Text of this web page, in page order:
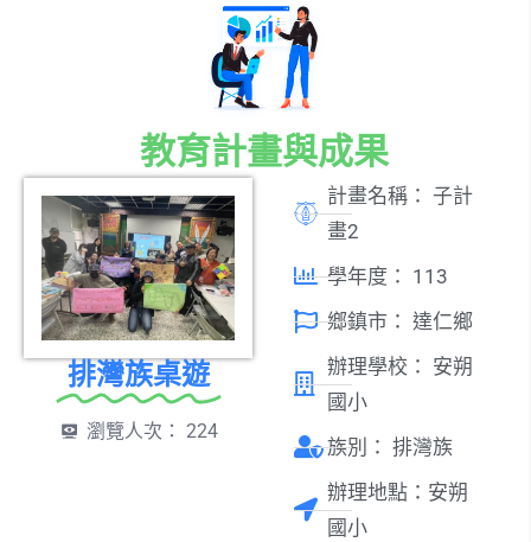
教育計畫與成果
排灣族桌遊
瀏覽人次： 224
計畫名稱： 子計
畫2
學年度： 113
鄉鎮市： 達仁鄉
辦理學校： 安朔
國小
族別： 排灣族
辦理地點：安朔
國小